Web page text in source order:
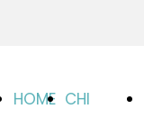
HOME CHI